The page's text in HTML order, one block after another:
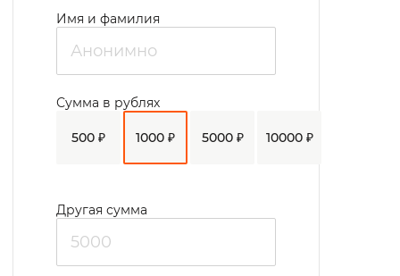
Имя и фамилия
500 ₽ 1000 ₽ 5000 ₽ 10000 ₽
Сумма в рублях
Другая сумма